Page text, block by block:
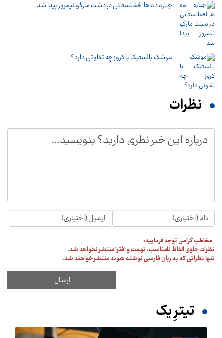
جنازه ده ها افغانستانی در دشت مارگو نیمروز پیدا شد
موشک بالستیک با کروز چه تفاوتی دارد؟
نظرات
مخاطب گرامی توجه فرمایید:
نظرات حاوی الفاظ نامناسب، تهمت و افترا منتشر نخواهد شد.
تنها نظراتی که به زبان فارسی نوشته شوند منتشر خواهند شد.
تیترِ یک